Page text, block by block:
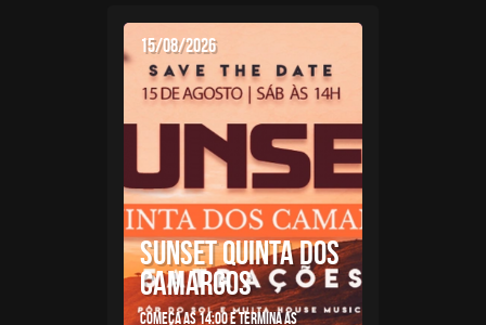
15/08/2026
SUNSET QUINTA DOS
CAMARGOS
Começa as 14:00 e termina as